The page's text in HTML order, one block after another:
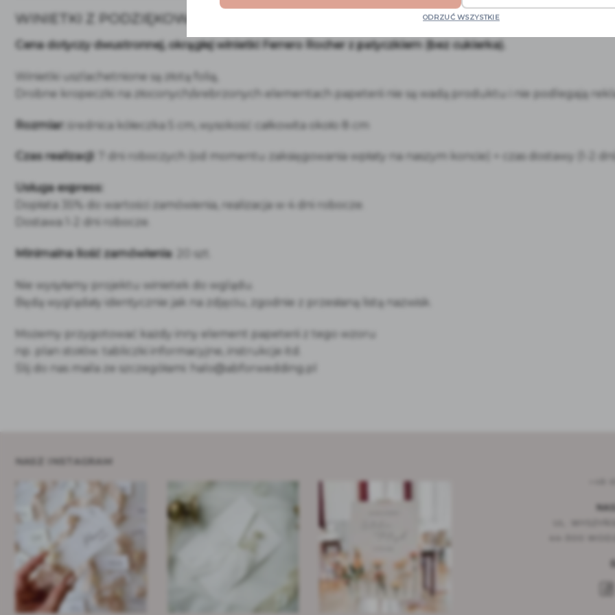
WINIETKI Z PODZIĘKOWANIAMI DLA GOŚCI FERRERO ROCHER
Cena dotyczy dwustronnej, okrągłej winietki Ferrero Rocher z patyczkiem (bez cukierka).
Winietki uszlachetnione są złotą folią,
Drobne kropeczki na złoconych/srebrzonych elementach papeterii nie są wadą produktu i nie podlegają
Rozmiar: średnica kółeczka 5 cm, wysokość całkowita około 8 cm
Czas realizacji : 7 dni roboczych (od momentu zaksięgowania wpłaty na naszym koncie) + czas dostawy (1-2 dni).
Usługa express:
Dopłata 35% do wartości zamówienia, realizacja w 4 dni robocze.
Dostawa 1-2 dni robocze.
Minimalna ilość zamówienia: 20 szt.
Nie wysyłamy projektu winietek do wglądu.
Będą wyglądały identycznie jak na zdjęciu, zgodnie z przesłaną listą nazwisk.
Możemy przygotować każdy inny element papeterii z tego wzoru
np. plan stołów. tabliczki informacyjne, instrukcje itd.
Ślij do nas maila ze szczegółami: halo@abforwedding.pl
NASZ INSTAGRAM
ODRZUĆ WSZYSTKIE